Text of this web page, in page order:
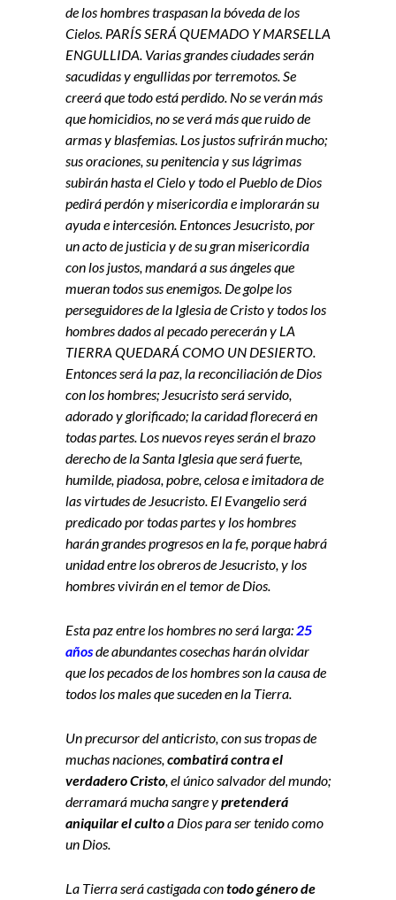
de los hombres traspasan la bóveda de los
Cielos. PARÍS SERÁ QUEMADO Y MARSELLA
ENGULLIDA. Varias grandes ciudades serán
sacudidas y engullidas por terremotos. Se
creerá que todo está perdido. No se verán más
que homicidios, no se verá más que ruido de
armas y blasfemias. Los justos sufrirán mucho;
sus oraciones, su penitencia y sus lágrimas
subirán hasta el Cielo y todo el Pueblo de Dios
pedirá perdón y misericordia e implorarán su
ayuda e intercesión. Entonces Jesucristo, por
un acto de justicia y de su gran misericordia
con los justos, mandará a sus ángeles que
mueran todos sus enemigos. De golpe los
perseguidores de la Iglesia de Cristo y todos los
hombres dados al pecado perecerán y LA
TIERRA QUEDARÁ COMO UN DESIERTO.
Entonces será la paz, la reconciliación de Dios
con los hombres; Jesucristo será servido,
adorado y glorificado; la caridad florecerá en
todas partes. Los nuevos reyes serán el brazo
derecho de la Santa Iglesia que será fuerte,
humilde, piadosa, pobre, celosa e imitadora de
las virtudes de Jesucristo. El Evangelio será
predicado por todas partes y los hombres
harán grandes progresos en la fe, porque habrá
unidad entre los obreros de Jesucristo, y los
hombres vivirán en el temor de Dios.
Esta paz entre los hombres no será larga: 25
añosde abundantes cosechas harán olvidar
que los pecados de los hombres son la causa de
todos los males que suceden en la Tierra.
Un precursor del anticristo, con sus tropas de
muchas naciones, combatirá contra el
verdadero Cristo , el único salvador del mundo;
derramará mucha sangre ypretenderá
aniquilar el cultoa Dios para ser tenido como
un Dios.
La Tierra será castigada contodo género de